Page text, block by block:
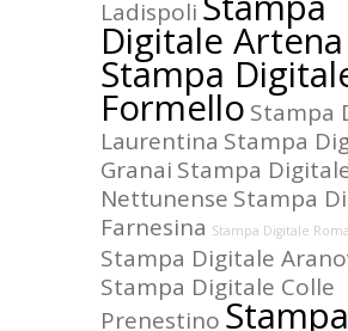
Ladispoli
Digitale Artena
Stampa
Formello Stampa
Laurentina Stampa
Granai Stampa
Nettunense Stampa
Farnesina Stampa Digitale Roma
Stampa Digitale
Stampa Digitale Colle
Prenestino Stampa